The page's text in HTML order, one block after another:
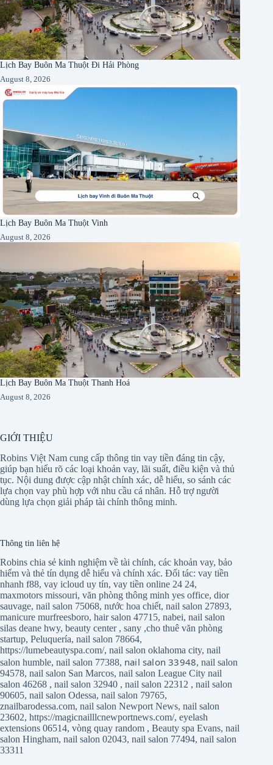
Lịch Bay Buôn Ma Thuột Đi Hải Phòng
August 8, 2026
Lịch Bay Buôn Ma Thuột Vinh
August 8, 2026
Lịch Bay Buôn Ma Thuột Thanh Hoá
August 8, 2026
GIỚI THIỆU
Robins Việt Nam cung cấp thông tin vay tiền đáng tin cậy,
giúp bạn hiểu rõ các loại khoản vay, lãi suất, điều kiện và thủ
tục. Nội dung được cập nhật chính xác, dễ hiểu, so sánh các
lựa chọn vay phù hợp với nhu cầu cá nhân. Hỗ trợ người
dùng lựa chọn giải pháp tài chính thông minh.
Thông tin liên hệ
Robins chia sẻ kinh nghiệm về tài chính, các khoản vay, bảo
hiểm và thẻ tín dụng dễ hiểu và chính xác. Đối tác: vay tiền
nhanh f88, vay icloud uy tín, vay tiền online 24 24,
maxmotors missouri, văn phòng thông minh yes office, dior
sauvage, nail salon 75068, nước hoa chiết, nail salon 27893,
manicure murfreesboro, hair salon 47715, nabei, nail salon
silas deane hwy, beauty center, sany ,cho thuê văn phòng
startup, Peluquería, nail salon 78664,
https://lumebeautyspa.com/, nail salon oklahoma city, nail
salon humble, nail salon 77388, nail salon 33948,nail salon
94578, nail salon San Marcos, nail salon League City nail
salon 46268 , nail salon 32940 , nail salon 22312 , nail salon
90605, nail salon Odessa, nail salon 79765,
znailbarodessa.com, nail salon Newport News, nail salon
23602, https://magicnailllcnewportnews.com/, eyelash
extensions 06514, vòng quay random , Beauty spa Evans, nail
salon Hingham, nail salon 02043, nail salon 77494, nail salon
33311